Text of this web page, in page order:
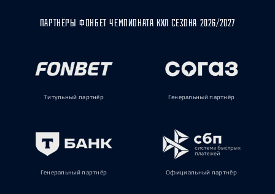
ПАРТНЁРЫ ФОНБЕТ ЧЕМПИОНАТА КХЛ СЕЗОНА 2026/2027
Титульный партнёр Генеральный партнёр
Генеральный партнёр Официальный партнёр